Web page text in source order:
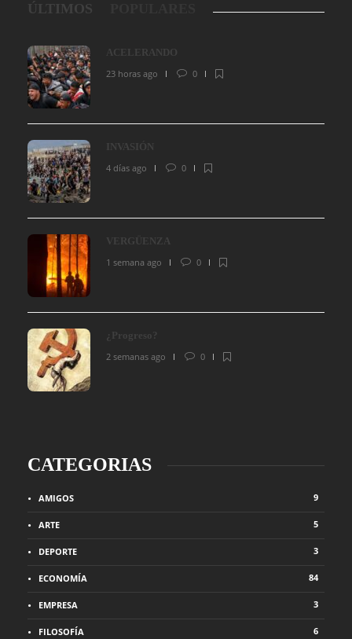
ÚLTIMOS
ACELERANDO
23 horas ago
0
INVASIÓN
4 días ago
0
VERGÜENZA
1 semana ago
0
¿Progreso?
2 semanas ago
0
CATEGORIAS
AMIGOS 9
ARTE 5
DEPORTE 3
ECONOMÍA 84
EMPRESA 3
FILOSOFÍA 6